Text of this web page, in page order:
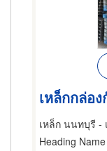
เหล็ก นนทบุรี -
Heading Name